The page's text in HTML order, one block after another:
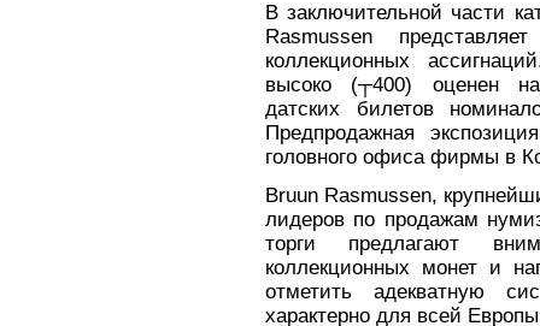
В заключительной части
Rasmussen
коллекционных
высоко (┬400) оценен
датских билетов
Предпродажная
головного офиса фирмы в
Bruun Rasmussen,
лидеров по продажам
торги предлагают
коллекционных монет и
отметить адекватную
характерно для всей